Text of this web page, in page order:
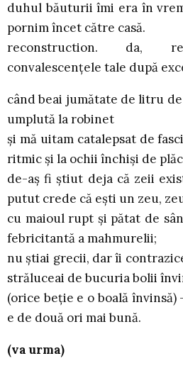
duhul băuturii îmi era în
pornim încet către casă.
reconstruction. da,
convalescenţele tale după
când beai jumătate de litru
umplută la robinet
şi mă uitam catalepsat de
ritmic şi la ochii închişi de
de-aş fi ştiut deja că zeii
putut crede că eşti un zeu,
cu maioul rupt şi pătat de
febricitantă a mahmurelii;
nu ştiai grecii, dar îi
străluceai de bucuria bolii
(orice beţie e o boală învinsă)
e de două ori mai bună.
(va urma)